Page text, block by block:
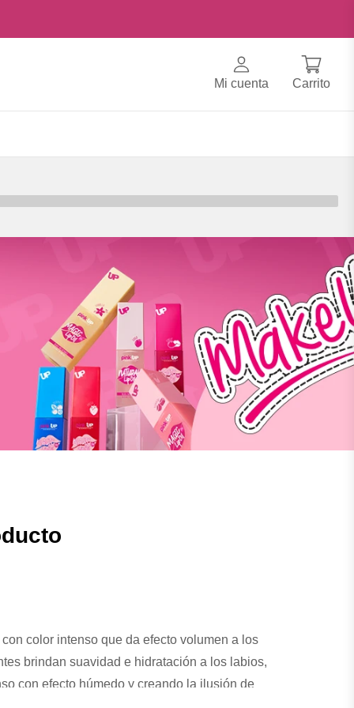
Mi cuenta Carrito
color intenso que da efecto volumen a los
brindan suavidad e hidratación a los labios,
con efecto húmedo y creando la ilusión de